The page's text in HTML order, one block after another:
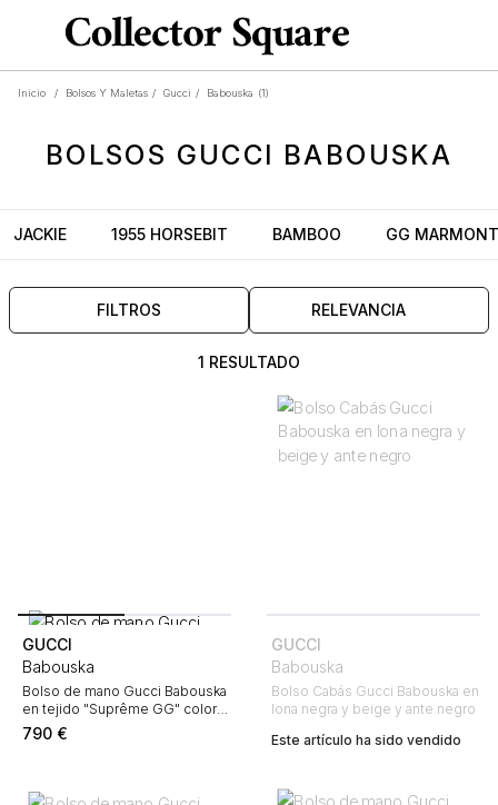
Inicio / Bolsos Y Maletas / Gucci / Babouska (1)
BOLSOS GUCCI BABOUSKA
JACKIE 1955 HORSEBIT BAMBOO GG MARMONT
FILTROS RELEVANCIA
1 RESULTADO
GUCCI
Babouska
Bolso de mano Gucci Babouska
en tejido "Suprême GG" color
burdeos y cuero marrón
790 €
GUCCI
Babouska
Bolso Cabás Gucci Babouska en
lona negra y beige y ante negro
Este artículo ha sido vendido